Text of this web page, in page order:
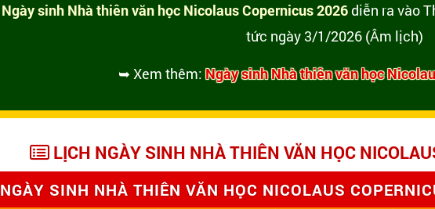
Ngày sinh Nhà thiên văn học Nicolaus Copernicus 2026diễn ra vào
tức ngày 3/1/2026 (Âm lịch)
➥ Xem thêm:Ngày sinh Nhà thiên văn học
LỊCH NGÀY SINH NHÀ THIÊN VĂN HỌC
NGÀY SINH NHÀ THIÊN VĂN HỌC NICOLAUS